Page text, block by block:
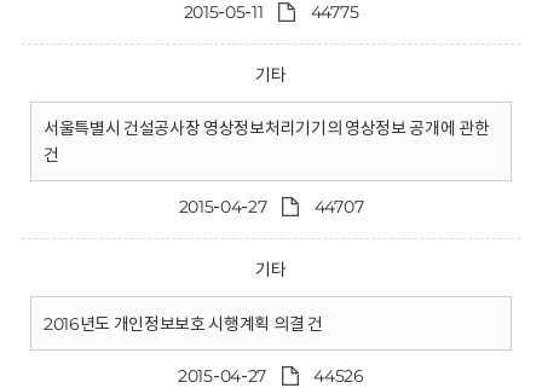
2015-05-11 44775
기타
서울특별시 건설공사장 영상정보처리기기의 영상정보 공개에 관한
건
2015-04-27 44707
기타
2016년도 개인정보보호 시행계획 의결 건
2015-04-27 44526